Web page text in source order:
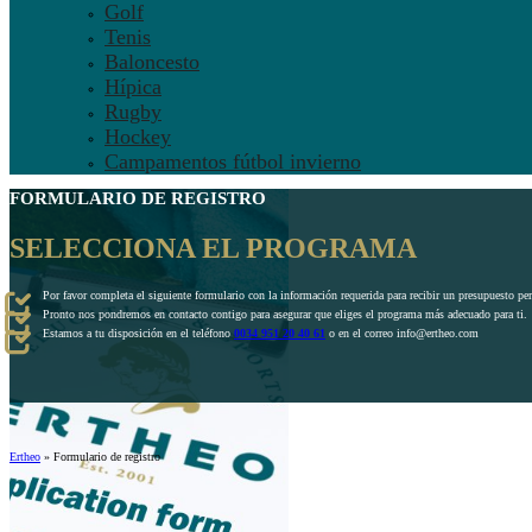
Golf
Tenis
Baloncesto
Hípica
Rugby
Hockey
Campamentos fútbol invierno
FORMULARIO DE REGISTRO
SELECCIONA EL PROGRAMA
Por favor completa el siguiente formulario con la información requerida para recibir un presupuesto
Pronto nos pondremos en contacto contigo para asegurar que eliges el programa más adecuado para ti.
Estamos a tu disposición en el teléfono 0034 951 20 40 61 o en el correo info@ertheo.com
Ertheo » Formulario de registro